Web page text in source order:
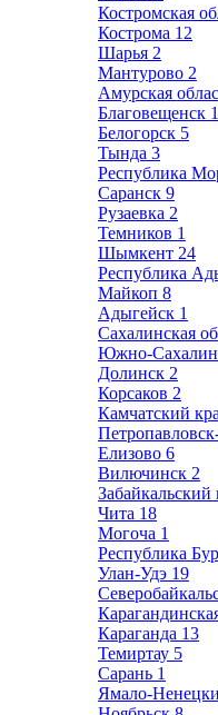
Костромская
Кострома 12
Шарья 2
Мантурово 2
Амурская
Благовещенск
Белогорск 5
Тында 3
Республика
Саранск 9
Рузаевка 2
Темников 1
Шымкент 24
Республика
Майкоп 8
Адыгейск 1
Сахалинская
Южно-
Долинск 2
Корсаков 2
Камчатский
Елизово 6
Вилючинск 2
Забайкальский
Чита 18
Могоча 1
Республика
Улан-Удэ 19
Караганда 13
Темиртау 5
Сарань 1
Ямало-